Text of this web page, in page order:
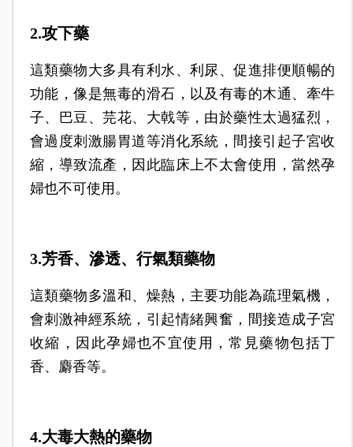
2.攻下藥
這類藥物大多具有利水、利尿、促進排便順暢的
功能，像是無毒的滑石，以及有毒的木通、牽牛
子、巴豆、芫花、大戟等，由於藥性太過猛烈，
會過度刺激腸胃道等消化系統，間接引起子宮收
縮，導致流產，因此臨床上不太會使用，當然孕
婦也不可使用。
3.芳香、滲透、行氣類藥物
這類藥物多溫和、燥熱，主要功能為疏理氣機，
會刺激神經系統，引起情緒興奮，間接造成子宮
收縮，因此孕婦也不宜使用，常見藥物包括丁
香、麝香等。
4.大毒大熱的藥物